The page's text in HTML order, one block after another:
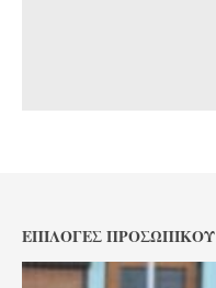
ΕΠΙΛΟΓΈΣ ΠΡΟΣΩΠΙΚΟΎ